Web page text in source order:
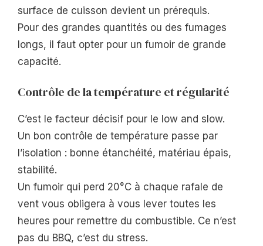
surface de cuisson devient un prérequis.
Pour des grandes quantités ou des fumages
longs, il faut opter pour un fumoir de grande
capacité.
Contrôle de la température et régularité
C’est le facteur décisif pour le low and slow.
Un bon contrôle de température passe par
l’isolation : bonne étanchéité, matériau épais,
stabilité.
Un fumoir qui perd 20°C à chaque rafale de
vent vous obligera à vous lever toutes les
heures pour remettre du combustible. Ce n’est
pas du BBQ, c’est du stress.